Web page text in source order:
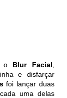
o Blur Facial
e disfarçar
foi lançar duas
uma delas